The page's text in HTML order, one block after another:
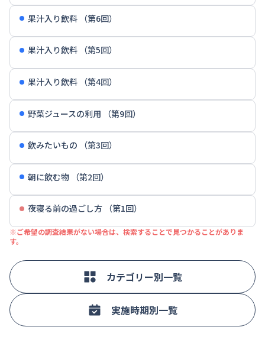
果汁入り飲料 （第6回）
果汁入り飲料 （第5回）
果汁入り飲料 （第4回）
野菜ジュースの利用 （第9回）
飲みたいもの （第3回）
朝に飲む物 （第2回）
夜寝る前の過ごし方 （第1回）
※ご希望の調査結果がない場合は、検索することで見つかることがありま
す。
カテゴリー別一覧
実施時期別一覧